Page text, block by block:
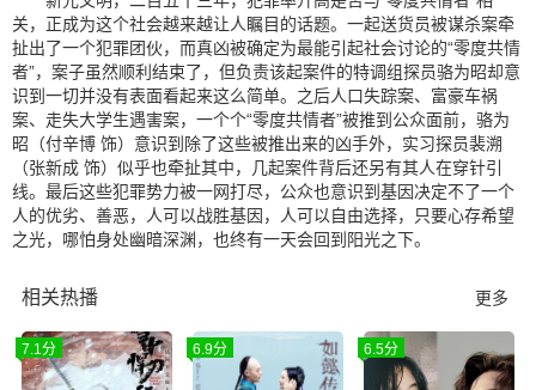
关，正成为这个社会越来越让人瞩目的话题。一起送货员被谋杀案牵
扯出了一个犯罪团伙，而真凶被确定为最能引起社会讨论的“零度共情
者”，案子虽然顺利结束了，但负责该起案件的特调组探员骆为昭却意
识到一切并没有表面看起来这么简单。之后人口失踪案、富豪车祸
案、走失大学生遇害案，一个个“零度共情者”被推到公众面前，骆为
昭（付辛博 饰）意识到除了这些被推出来的凶手外，实习探员裴溯
（张新成 饰）似乎也牵扯其中，几起案件背后还另有其人在穿针引
线。最后这些犯罪势力被一网打尽，公众也意识到基因决定不了一个
人的优劣、善恶，人可以战胜基因，人可以自由选择，只要心存希望
之光，哪怕身处幽暗深渊，也终有一天会回到阳光之下。
相关热播 更多
7.1分 6.9分 6.5分